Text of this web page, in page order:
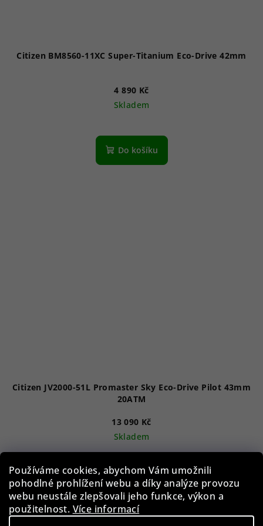
Používáme cookies, abychom Vám umožnili
pohodlné prohlížení webu a díky analýze provozu
webu neustále zlepšovali jeho funkce, výkon a
použitelnost. Více informací
Citizen BM8560-11XC Super-Titanium Eco-Drive 42mm
4 890 Kč
Skladem
hodnocení
produktu
Do košíku
Citizen JV2000-51L Promaster Sky Eco-Drive Pilot 43mm
20ATM
13 090 Kč
Skladem
Do košíku